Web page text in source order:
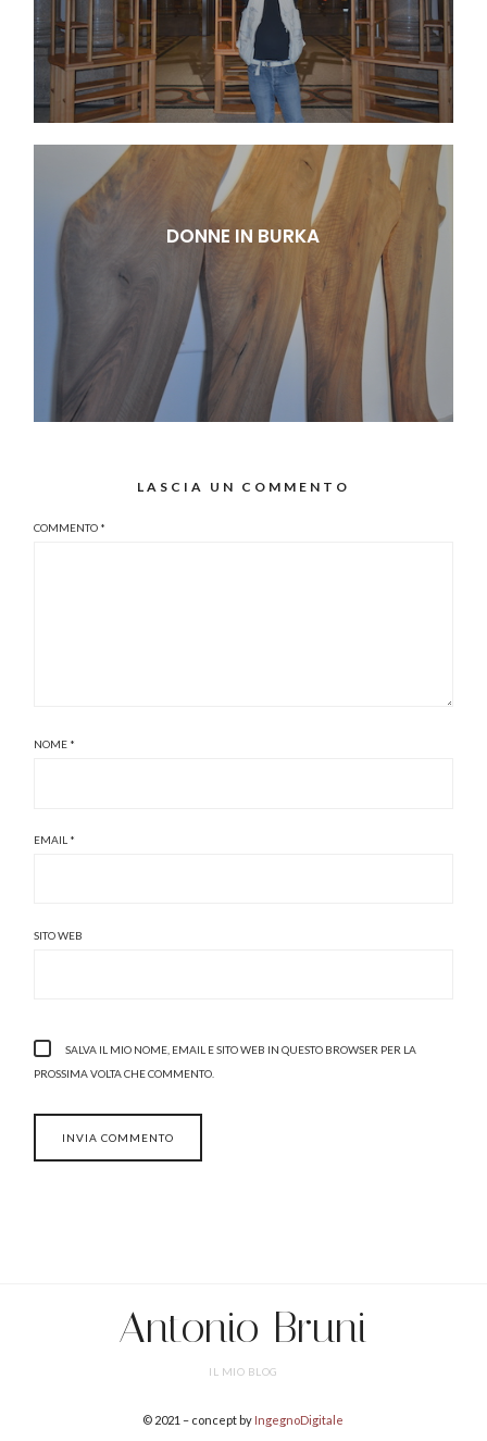
DONNE IN BURKA
LASCIA UN COMMENTO
COMMENTO *
NOME *
EMAIL *
SITO WEB
SALVA IL MIO NOME, EMAIL E SITO WEB IN QUESTO BROWSER PER LA
PROSSIMA VOLTA CHE COMMENTO.
Antonio Bruni
IL MIO BLOG
© 2021 – concept by IngegnoDigitale